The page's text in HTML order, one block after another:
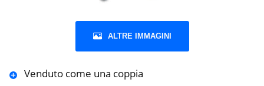
ALTRE IMMAGINI
Venduto come una coppia